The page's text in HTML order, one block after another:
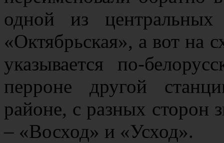
одной из
«Октябрьская», а вот на
указывается по-
перроне другой
районе, с разных сторон
– «Восход» и «Усход».